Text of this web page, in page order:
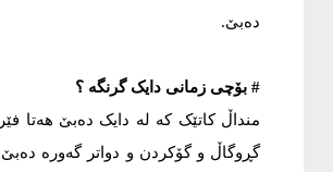
دەبێ.
# بۆچی زمانی دایک گرنگە ؟
منداڵ کاتێک کە لە دایک دەبێ هەتا
گڕوگاڵ و گۆکردن و دواتر گەورە